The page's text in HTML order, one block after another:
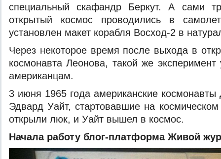
специальный скафандр Беркут. А сами
открытый космос проводились в
установлен макет корабля Восход-2 в
Через некоторое время после выхода в
космонавта Леонова, такой же эксперимент
американцам.
3 июня 1965 года американские
Эдвард Уайт, стартовавшие на
открыли люк, и Уайт вышел в космос.
Начала работу блог-платформа Живой